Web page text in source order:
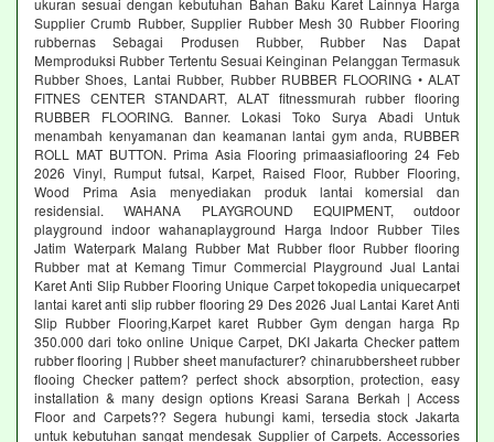
ukuran sesuai dengan kebutuhan Bahan Baku Karet Lainnya Harga
Supplier Crumb Rubber, Supplier Rubber Mesh 30 Rubber Flooring
rubbernas Sebagai Produsen Rubber, Rubber Nas Dapat
Memproduksi Rubber Tertentu Sesuai Keinginan Pelanggan Termasuk
Rubber Shoes, Lantai Rubber, Rubber RUBBER FLOORING • ALAT
FITNES CENTER STANDART, ALAT fitnessmurah rubber flooring
RUBBER FLOORING. Banner. Lokasi Toko Surya Abadi Untuk
menambah kenyamanan dan keamanan lantai gym anda, RUBBER
ROLL MAT BUTTON. Prima Asia Flooring primaasiaflooring 24 Feb
2026 Vinyl, Rumput futsal, Karpet, Raised Floor, Rubber Flooring,
Wood Prima Asia menyediakan produk lantai komersial dan
residensial. WAHANA PLAYGROUND EQUIPMENT, outdoor
playground indoor wahanaplayground Harga Indoor Rubber Tiles
Jatim Waterpark Malang Rubber Mat Rubber floor Rubber flooring
Rubber mat at Kemang Timur Commercial Playground Jual Lantai
Karet Anti Slip Rubber Flooring Unique Carpet tokopedia uniquecarpet
lantai karet anti slip rubber flooring 29 Des 2026 Jual Lantai Karet Anti
Slip Rubber Flooring,Karpet karet Rubber Gym dengan harga Rp
350.000 dari toko online Unique Carpet, DKI Jakarta Checker pattem
rubber flooring | Rubber sheet manufacturer? chinarubbersheet rubber
flooing Checker pattem? perfect shock absorption, protection, easy
installation & many design options Kreasi Sarana Berkah | Access
Floor and Carpets?? Segera hubungi kami, tersedia stock Jakarta
untuk kebutuhan sangat mendesak Supplier of Carpets. Accessories